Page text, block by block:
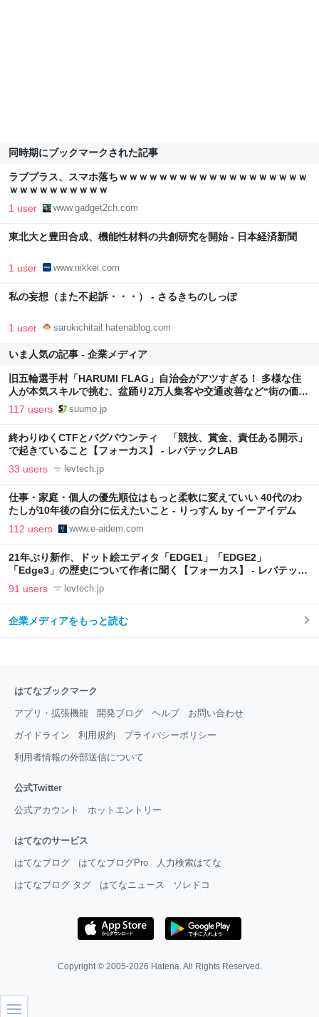
同時期にブックマークされた記事
ラブプラス、スマホ落ちｗｗｗｗｗｗｗｗｗｗｗｗｗｗｗｗｗｗｗ
ｗｗｗｗｗｗｗｗｗｗ
1 user www.gadget2ch.com
東北大と豊田合成、機能性材料の共創研究を開始 - 日本経済新聞
1 user www.nikkei.com
私の妄想（また不起訴・・・） - さるきちのしっぽ
1 user sarukichitail.hatenablog.com
いま人気の記事 - 企業メディア
旧五輪選手村「HARUMI FLAG」自治会がアツすぎる！ 多様な住
人が本気スキルで挑む、盆踊り2万人集客や交通改善など“街の価値
向上”戦略 東京・中央区
117 users suumo.jp
終わりゆくCTFとバグバウンティ 「競技、賞金、責任ある開示」
で起きていること【フォーカス】 - レバテックLAB
33 users levtech.jp
仕事・家庭・個人の優先順位はもっと柔軟に変えていい 40代のわ
たしが10年後の自分に伝えたいこと - りっすん by イーアイデム
112 users www.e-aidem.com
21年ぶり新作、ドット絵エディタ「EDGE1」「EDGE2」
「Edge3」の歴史について作者に聞く【フォーカス】 - レバテック
LAB
91 users levtech.jp
企業メディアをもっと読む
はてなブックマーク
アプリ・拡張機能 開発ブログ ヘルプ お問い合わせ
ガイドライン 利用規約 プライバシーポリシー
利用者情報の外部送信について
公式Twitter
公式アカウント ホットエントリー
はてなのサービス
はてなブログ はてなブログPro 人力検索はてな
はてなブログ タグ はてなニュース ソレドコ
Copyright © 2005-2026 Hatena . All Rights Reserved.